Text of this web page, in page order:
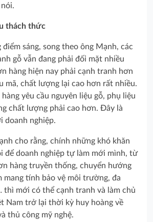
thách thức
sáng, song theo ông Mạnh, các
gỗ vẫn đang phải đối mặt nhiều
hàng hiện nay phải cạnh tranh hơn
mã, chất lượng lại cao hơn rất nhiều.
yêu cầu nguyên liệu gỗ, phụ liệu
chất lượng phải cao hơn. Đây là
doanh nghiệp.
cho rằng, chính những khó khăn
để doanh nghiệp tự làm mới mình, từ
hàng truyền thống, chuyển hướng
mang tính bảo vệ môi trường, đa
thì mới có thể cạnh tranh và làm chủ
Nam trở lại thời kỳ huy hoàng về
thủ công mỹ nghệ.